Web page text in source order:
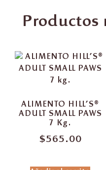
Productos
ALIMENTO HILL’S®
ADULT SMALL PAWS
7 Kg.
$565.00